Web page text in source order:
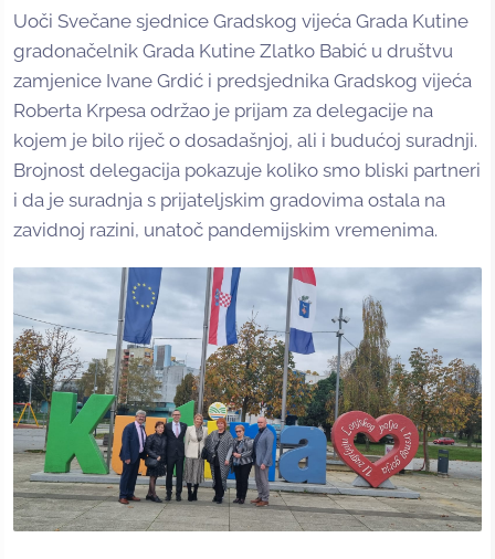
Uoči Svečane sjednice Gradskog vijeća Grada Kutine
gradonačelnik Grada Kutine Zlatko Babić u društvu
zamjenice Ivane Grdić i predsjednika Gradskog vijeća
Roberta Krpesa održao je prijam za delegacije na
kojem je bilo riječ o dosadašnjoj, ali i budućoj suradnji.
Brojnost delegacija pokazuje koliko smo bliski partneri
i da je suradnja s prijateljskim gradovima ostala na
zavidnoj razini, unatoč pandemijskim vremenima.